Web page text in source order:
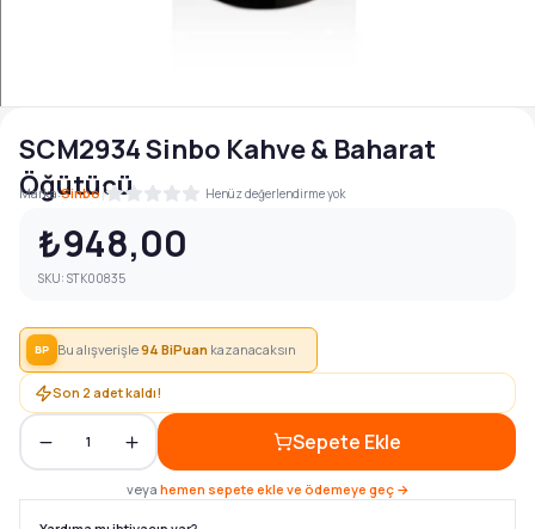
SCM2934 Sinbo Kahve & Baharat
Öğütücü
Marka:Sinbo | Henüz değerlendirme yok
₺948,00
SKU: STK00835
BP Bu alışverişle94 BiPuan kazanacaksın
Son 2 adet kaldı!
1 Sepete Ekle
veya hemen sepete ekle ve ödemeye geç →